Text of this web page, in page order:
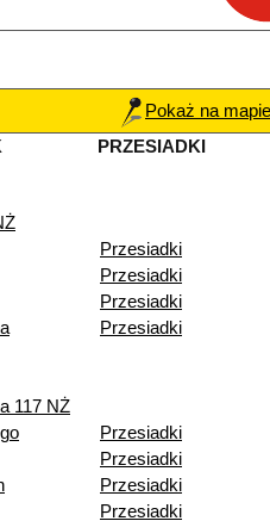
Pokaż na mapie
PRZESIADKI
Przesiadki
Przesiadki
Przesiadki
Przesiadki
117 NŻ
Przesiadki
Przesiadki
Przesiadki
Przesiadki